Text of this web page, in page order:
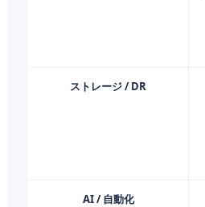
ストレージ / DR
AI / 自動化